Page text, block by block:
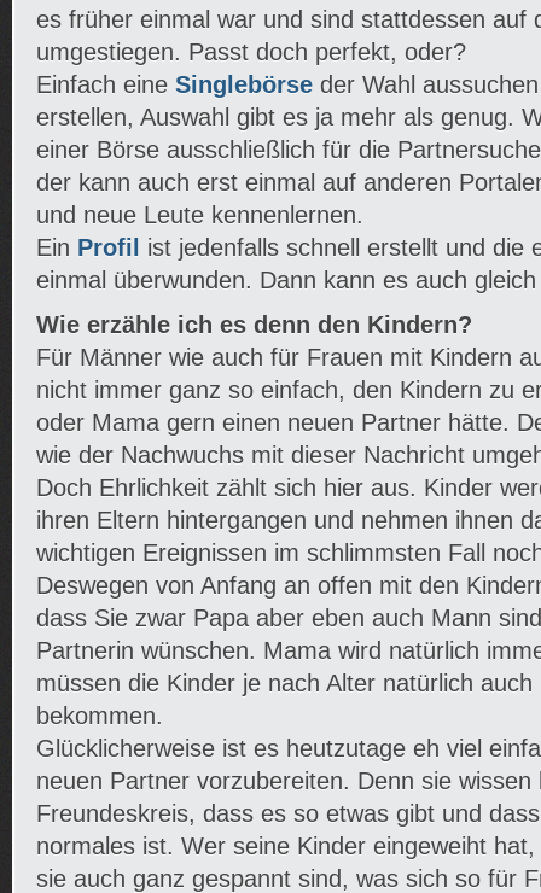
es früher einmal war und sind stattdessen auf
umgestiegen. Passt doch perfekt, oder?
Einfach eine Singlebörse der Wahl
erstellen, Auswahl gibt es ja mehr als genug.
einer Börse ausschließlich für die
der kann auch erst einmal auf anderen
und neue Leute kennenlernen.
Ein Profil
ist jedenfalls schnell erstellt und die
einmal überwunden. Dann kann es auch
Wie erzähle ich es denn den Kindern?
Für Männer wie auch für Frauen mit Kindern
nicht immer ganz so einfach, den Kindern zu
oder Mama gern einen neuen Partner hätte.
wie der Nachwuchs mit dieser Nachricht
Doch Ehrlichkeit zählt sich hier aus. Kinder
ihren Eltern hintergangen und nehmen ihnen
wichtigen Ereignissen im schlimmsten Fall
Deswegen von Anfang an offen mit den
dass Sie zwar Papa aber eben auch Mann
Partnerin wünschen. Mama wird natürlich
müssen die Kinder je nach Alter natürlich
bekommen.
Glücklicherweise ist es heutzutage eh viel
neuen Partner vorzubereiten. Denn sie
Freundeskreis, dass es so etwas gibt und
normales ist. Wer seine Kinder eingeweiht
sie auch ganz gespannt sind, was sich so für